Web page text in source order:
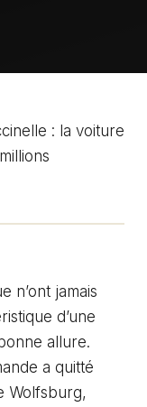
: la voiture
n’ont jamais
d’une
allure.
a quitté
Wolfsburg,